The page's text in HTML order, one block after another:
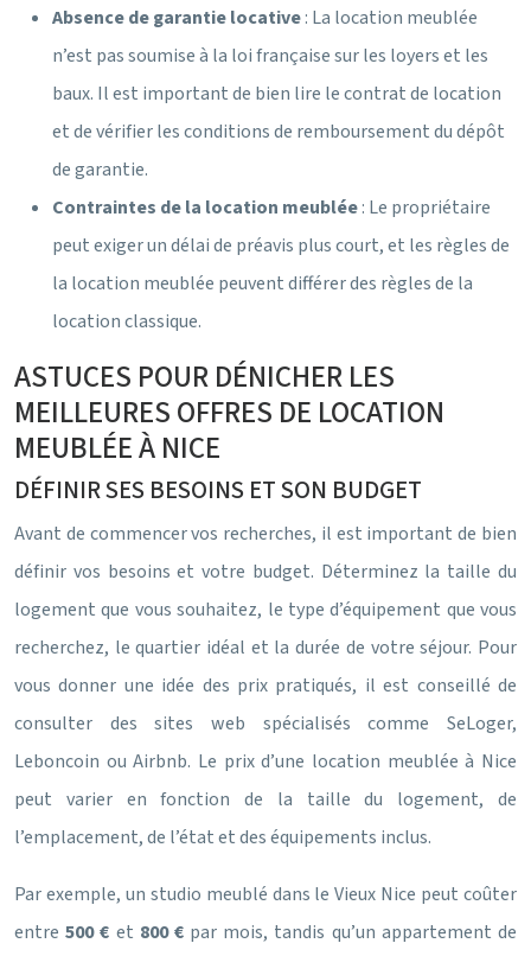
Absence de garantie locative: La location meublée
n’est pas soumise à la loi française sur les loyers et les
baux. Il est important de bien lire le contrat de location
et de vérifier les conditions de remboursement du dépôt
de garantie.
Contraintes de la location meublée: Le propriétaire
peut exiger un délai de préavis plus court, et les règles de
la location meublée peuvent différer des règles de la
location classique.
ASTUCES POUR DÉNICHER LES
MEILLEURES OFFRES DE LOCATION
MEUBLÉE À NICE
DÉFINIR SES BESOINS ET SON BUDGET
Avant de commencer vos recherches, il est important de bien
définir vos besoins et votre budget. Déterminez la taille du
logement que vous souhaitez, le type d’équipement que vous
recherchez, le quartier idéal et la durée de votre séjour. Pour
vous donner une idée des prix pratiqués, il est conseillé de
consulter des sites web spécialisés comme SeLoger,
Leboncoin ou Airbnb. Le prix d’une location meublée à Nice
peut varier en fonction de la taille du logement, de
l’emplacement, de l’état et des équipements inclus.
Par exemple, un studio meublé dans le Vieux Nice peut coûter
entre500 € et 800 € par mois, tandis qu’un appartement de